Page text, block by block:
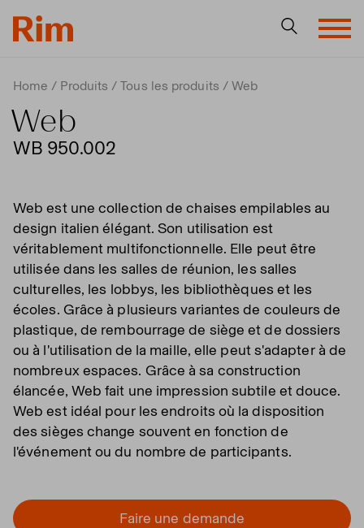
Home Produits Tous les produits Web
Web
WB 950.002
Web est une collection de chaises empilables au
design italien élégant. Son utilisation est
véritablement multifonctionnelle. Elle peut être
utilisée dans les salles de réunion, les salles
culturelles, les lobbys, les bibliothèques et les
écoles. Grâce à plusieurs variantes de couleurs de
plastique, de rembourrage de siège et de dossiers
ou à l'utilisation de la maille, elle peut s'adapter à de
nombreux espaces. Grâce à sa construction
élancée, Web fait une impression subtile et douce.
Web est idéal pour les endroits où la disposition
des sièges change souvent en fonction de
l'événement ou du nombre de participants.
Faire une demande